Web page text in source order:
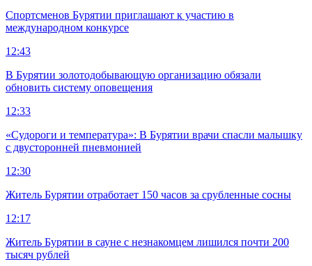
Спортсменов Бурятии приглашают к участию в
международном конкурсе
12:43
В Бурятии золотодобывающую организацию обязали
обновить систему оповещения
12:33
«Судороги и температура»: В Бурятии врачи спасли малышку
с двусторонней пневмонией
12:30
Житель Бурятии отработает 150 часов за срубленные сосны
12:17
Житель Бурятии в сауне с незнакомцем лишился почти 200
тысяч рублей